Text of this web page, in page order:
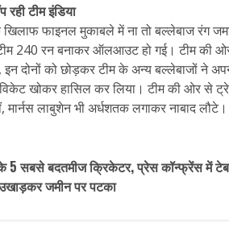
टीम इंडिया
फाइनल मुकाबले में ना तो बल्लेबाज रंग
240 रन बनाकर ऑलआउट हो गई। टीम की
दोनों को छोड़कर टीम के अन्य बल्लेबाजों ने
खोकर हासिल कर लिया। टीम की ओर से
मार्नस लाबुशेन भी अर्धशतक लगाकर नाबाद लौटे।
5 सबसे बदतमीज क्रिकेटर, प्रेस कॉन्फ्रेंस में
जमीन पर पटका